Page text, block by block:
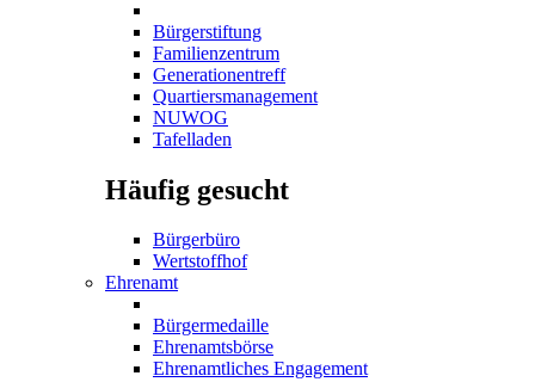
Bürgerstiftung
Familienzentrum
Generationentreff
Quartiersmanagement
NUWOG
Tafelladen
Häufig gesucht
Bürgerbüro
Wertstoffhof
Ehrenamt
Bürgermedaille
Ehrenamtsbörse
Ehrenamtliches Engagement